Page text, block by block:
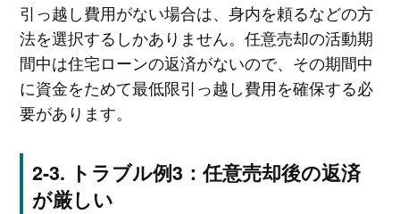
引っ越し費用がない場合は、身内を頼るなどの方
法を選択するしかありません。任意売却の活動期
間中は住宅ローンの返済がないので、その期間中
に資金をためて最低限引っ越し費用を確保する必
要があります。
トラブル例3：任意売却後の返済
が厳しい